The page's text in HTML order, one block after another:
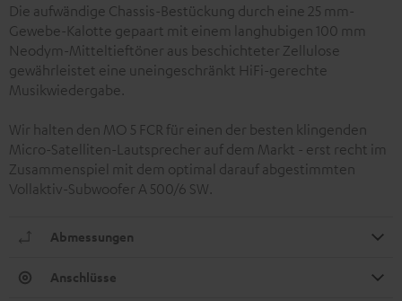
Die aufwändige Chassis-Bestückung durch eine 25 mm-
Gewebe-Kalotte gepaart mit einem langhubigen 100 mm
Neodym-Mitteltieftöner aus beschichteter Zellulose
gewährleistet eine uneingeschränkt HiFi-gerechte
Musikwiedergabe.
Wir halten den MO 5 FCR für einen der besten klingenden
Micro-Satelliten-Lautsprecher auf dem Markt - erst recht im
Zusammenspiel mit dem optimal darauf abgestimmten
Vollaktiv-Subwoofer A 500/6 SW.
Abmessungen
Anschlüsse